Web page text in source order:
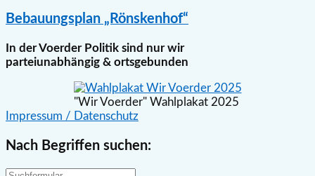
Bebauungsplan „Rönskenhof“
In der Voerder Politik sind nur wir
parteiunabhängig & ortsgebunden
"Wir Voerder" Wahlplakat 2025
Impressum / Datenschutz
Nach Begriffen suchen: